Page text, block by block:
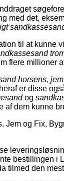
med det,
til at kunne
flere millioner
horsens,
er disse
og
af dem kunne
og Fix,
bestillingen i
tilmed den